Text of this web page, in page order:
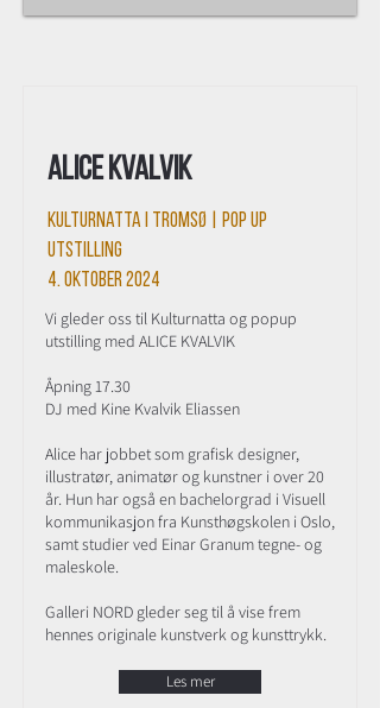
Alice Kvalvik
Kulturnatta i Tromsø | Pop up
utstilling
4. oktober 2024
Vi gleder oss til Kulturnatta og popup
utstilling med ALICE KVALVIK
Åpning 17.30
DJ med Kine Kvalvik Eliassen
Alice har jobbet som grafisk designer,
illustratør, animatør og kunstner i over 20
år. Hun har også en bachelorgrad i Visuell
kommunikasjon fra Kunsthøgskolen i Oslo,
samt studier ved Einar Granum tegne- og
maleskole.
Galleri NORD gleder seg til å vise frem
hennes originale kunstverk og kunsttrykk.
Les mer